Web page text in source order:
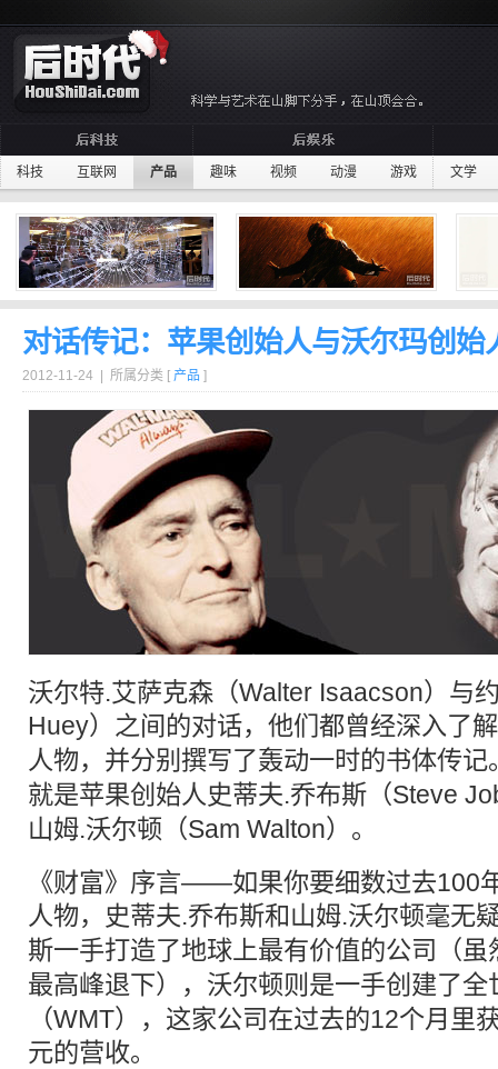
科技 互联网 产品 趣味 视频 动漫 游戏 文学
对话传记：苹果创始人与沃尔玛创始
2012-11-24 | 所属分类 [ 产品 ]
沃尔特.艾萨克森（Walter Isaacson）与
Huey）之间的对话，他们都曾经深入了
人物，并分别撰写了轰动一时的书体传记
就是苹果创始人史蒂夫.乔布斯 （Steve
山姆.沃尔顿（Sam Walton）。
《财富》序言——如果你要细数过去100
人物，史蒂夫.乔布斯和山姆.沃尔顿毫无
斯一手打造了地球上最有价值的公司（
最高峰退下），沃尔顿则是一手创建了全
（WMT），这家公司在过去的12个月里
元的营收。